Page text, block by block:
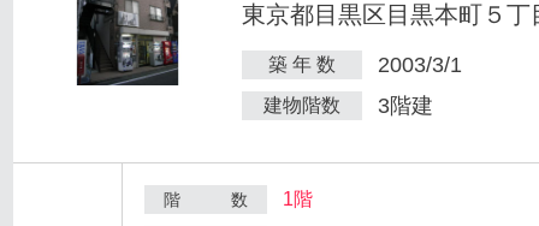
東京都目黒区目黒本町５丁
築 年 数 2003/3/1
建物階数 3階建
階 数 1階